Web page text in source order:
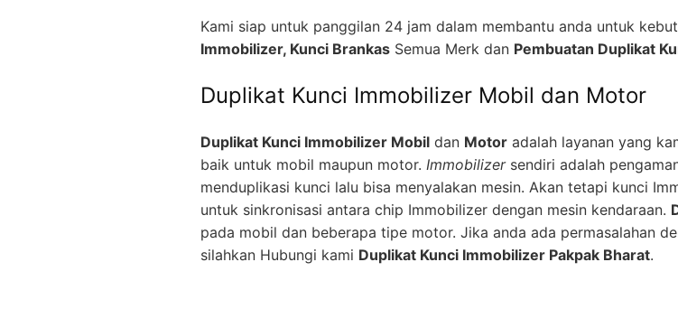
Kami siap untuk panggilan 24 jam dalam membantu anda untuk
Immobilizer, Kunci Brankas Semua Merk dan Pembuatan Duplikat
Duplikat Kunci Immobilizer Mobil dan Motor
Duplikat Kunci Immobilizer Mobil dan Motor adalah layanan yang
baik untuk mobil maupun motor. Immobilizersendiri adalah
menduplikasi kunci lalu bisa menyalakan mesin. Akan tetapi kunci
untuk sinkronisasi antara chip Immobilizer dengan mesin kendaraan.
pada mobil dan beberapa tipe motor. Jika anda ada permasalahan
silahkan Hubungi kami Duplikat Kunci Immobilizer Pakpak Bharat.